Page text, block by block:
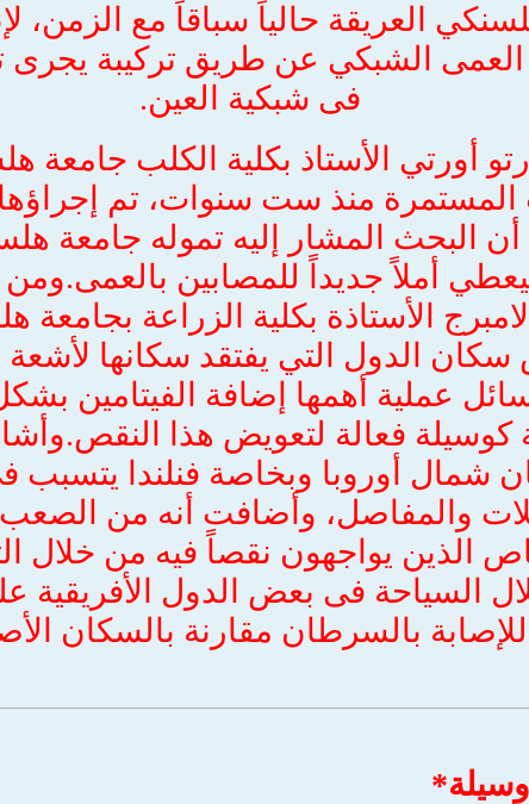
العريقة حالياً سباقاً مع الزمن،
العمى الشبكي عن طريق تركيبة يجرى
فى شبكية العين.
أورتي الأستاذ بكلية الكلب جامعة
المستمرة منذ ست سنوات، تم
البحث المشار إليه تموله جامعة
أملاً جديداً للمصابين بالعمى.ومن
لامبرج الأستاذة بكلية الزراعة
سكان الدول التي يفتقد سكانها
عملية أهمها إضافة الفيتامين
كوسيلة فعالة لتعويض هذا النقص.
شمال أوروبا وبخاصة فنلندا
والمفاصل، وأضافت أنه من
الذين يواجهون نقصاً فيه من خلال
السياحة فى بعض الدول الأفريقية
بالسرطان مقارنة بالسكان